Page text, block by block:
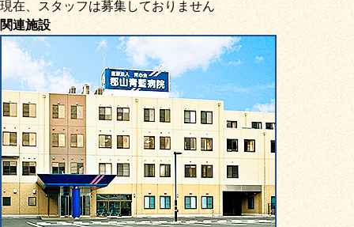
現在、スタッフは募集しておりません
関連施設